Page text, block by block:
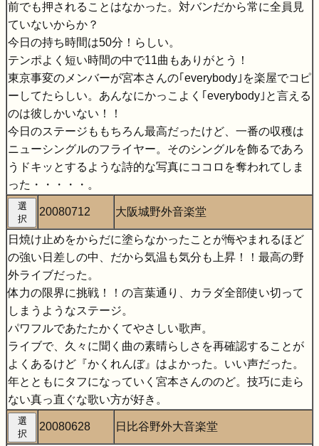
前でも押されることはなかった。対バンだから常に全員見
ていないからか？
今日の持ち時間は50分！らしい。
テンポよく短い時間の中で11曲もありがとう！
東京事変のメンバーが宮本さんの｢everybody｣を楽屋でコピ
ーしてたらしい。あんなにかっこよく｢everybody｣と言える
のは彼しかいない！！
今日のステージももちろん最高だったけど、一番の収穫は
ニューシングルのフライヤー。そのシングルを飾るであろ
うドキッとするような詩的な写真にココロを奪われてしま
った・・・・・。
選
択
20080712 大阪城野外音楽堂
日焼け止めをからだに塗らなかったことが悔やまれるほど
の強い日差しの中、だから気温も気分も上昇！！最高の野
外ライブだった。
体力の限界に挑戦！！の言葉通り、カラダ全部使い切って
しまうようなステージ。
パワフルであたたかくてやさしい歌声。
ライブで、久々に聞く曲の素晴らしさを再確認することが
よくあるけど『かくれんぼ』はよかった。いい声だった。
年とともにタフになっていく宮本さんののど。技巧に走ら
ない真っ直ぐな歌い方が好き。
選
択
20080628 日比谷野外大音楽堂